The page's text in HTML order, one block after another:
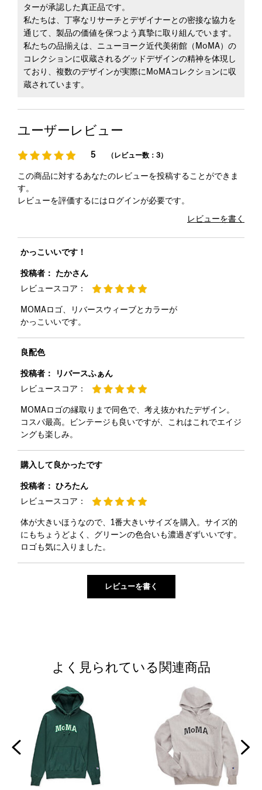
ターが承認した真正品です。
私たちは、丁寧なリサーチとデザイナーとの密接な協力を
通じて、製品の価値を保つよう真摯に取り組んでいます。
私たちの品揃えは、ニューヨーク近代美術館（MoMA）の
コレクションに収蔵されるグッドデザインの精神を体現し
ており、複数のデザインが実際にMoMAコレクションに収
蔵されています。
ユーザーレビュー
5 （レビュー数：3）
この商品に対するあなたのレビューを投稿することができま
す。
レビューを評価するには ログインが必要です。
レビューを書く
かっこいいです！
投稿者：
たかさん
レビュースコア：
MOMAロゴ、リバースウィーブとカラーが
かっこいいです。
良配色
投稿者：
リバースふぁん
レビュースコア：
MOMAロゴの縁取りまで同色で、考え抜かれたデザイン。
コスパ最高。ビンテージも良いですが、これはこれでエイジ
ングも楽しみ。
購入して良かったです
投稿者：
ひろたん
レビュースコア：
体が大きいほうなので、1番大きいサイズを購入。サイズ的
にもちょうどよく、グリーンの色合いも濃過ぎずいいです。
ロゴも気に入りました。
よく見られている関連商品